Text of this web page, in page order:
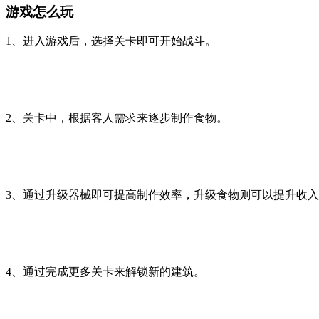
游戏怎么玩
1、进入游戏后，选择关卡即可开始战斗。
2、关卡中，根据客人需求来逐步制作食物。
3、通过升级器械即可提高制作效率，升级食物则可以提升收
4、通过完成更多关卡来解锁新的建筑。